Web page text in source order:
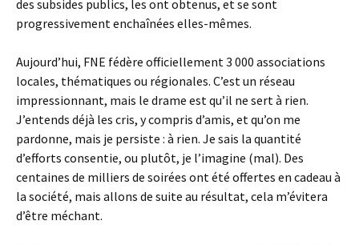
des subsides publics, les ont obtenus, et se sont
progressivement enchaînées elles-mêmes.
Aujourd’hui, FNE fédère officiellement 3 000 associations
locales, thématiques ou régionales. C’est un réseau
impressionnant, mais le drame est qu’il ne sert à rien.
J’entends déjà les cris, y compris d’amis, et qu’on me
pardonne, mais je persiste : à rien. Je sais la quantité
d’efforts consentie, ou plutôt, je l’imagine (mal). Des
centaines de milliers de soirées ont été offertes en cadeau à
la société, mais allons de suite au résultat, cela m’évitera
d’être méchant.